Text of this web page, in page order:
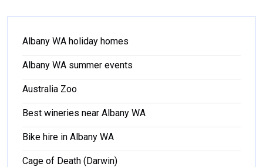
Albany WA holiday homes
Albany WA summer events
Australia Zoo
Best wineries near Albany WA
Bike hire in Albany WA
Cage of Death (Darwin)